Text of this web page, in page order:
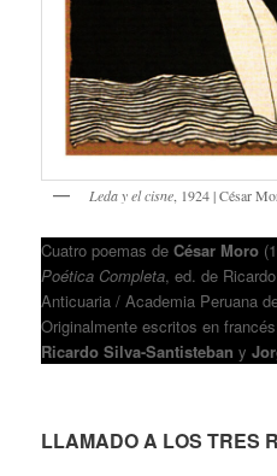
Leda y el cisne, 1924 | César
Cuatro poemas deCésar Moro
Poética Completa, ed. de
Anticuaria / Academia Peruana
Originalmente escritos en
Ricardo Silva-Santisteban y
LLAMADO A LOS TRES